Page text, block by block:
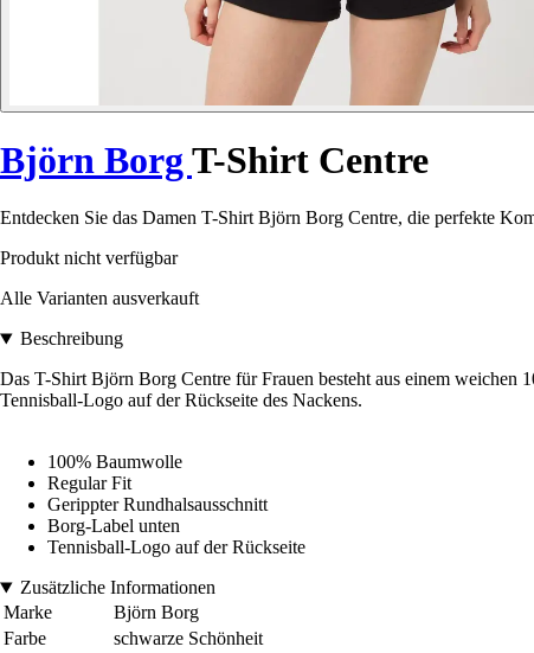
Björn Borg T-Shirt Centre
Entdecken Sie das Damen T-Shirt Björn Borg Centre, die perfekte
Produkt nicht verfügbar
Alle Varianten ausverkauft
Beschreibung
Das T-Shirt Björn Borg Centre für Frauen besteht aus einem
Tennisball-Logo auf der Rückseite des Nackens.
100% Baumwolle
Regular Fit
Gerippter Rundhalsausschnitt
Borg-Label unten
Tennisball-Logo auf der Rückseite
Zusätzliche Informationen
Marke
Björn Borg
Farbe
schwarze Schönheit